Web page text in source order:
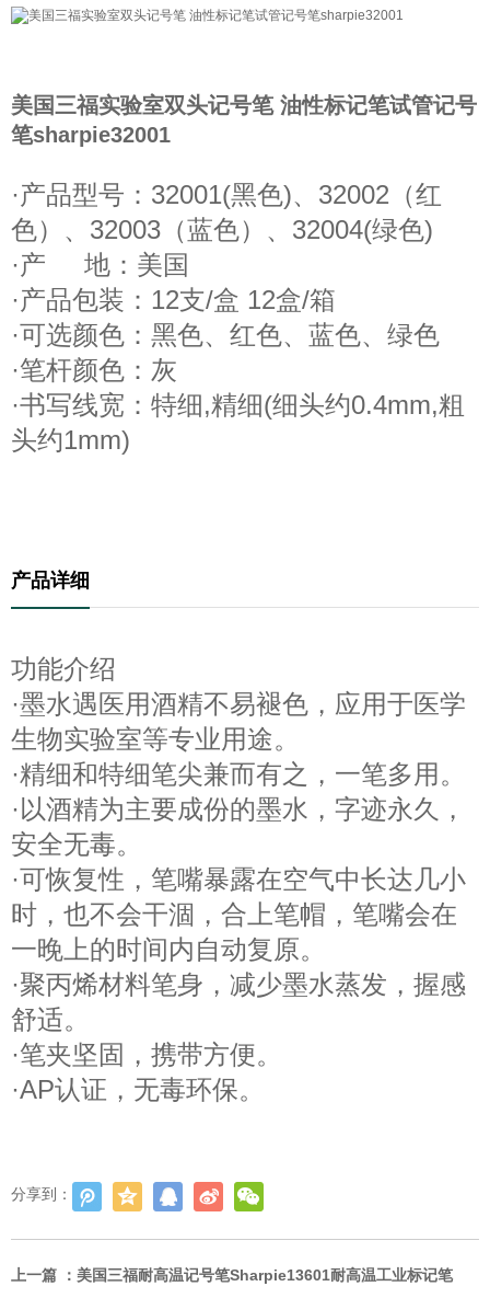
美国三福实验室双头记号笔 油性标记笔试管记号
笔sharpie32001
·产品型号：32001(黑色)、32002（红
色）、32003（蓝色）、32004(绿色)
·产 地：美国
·产品包装：12支/盒 12盒/箱
·可选颜色：黑色、红色、蓝色、绿色
·笔杆颜色：灰
·书写线宽：特细,精细(细头约0.4mm,粗
头约1mm)
产品详细
功能介绍
·墨水遇医用酒精不易褪色，应用于医学
生物实验室等专业用途。
·精细和特细笔尖兼而有之，一笔多用。
·以酒精为主要成份的墨水，字迹永久，
安全无毒。
·可恢复性，笔嘴暴露在空气中长达几小
时，也不会干涸，合上笔帽，笔嘴会在
一晚上的时间内自动复原。
·聚丙烯材料笔身，减少墨水蒸发，握感
舒适。
·笔夹坚固，携带方便。
·AP认证，无毒环保。
分享到：
上一篇 ： 美国三福耐高温记号笔Sharpie13601耐高温工业标记笔